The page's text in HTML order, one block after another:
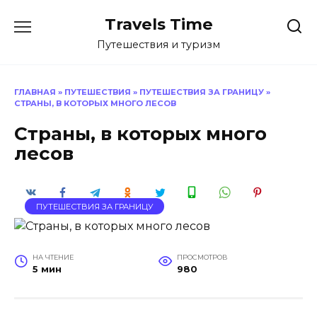
Travels Time
Путешествия и туризм
ГЛАВНАЯ » ПУТЕШЕСТВИЯ » ПУТЕШЕСТВИЯ ЗА ГРАНИЦУ »
СТРАНЫ, В КОТОРЫХ МНОГО ЛЕСОВ
Страны, в которых много
лесов
ПУТЕШЕСТВИЯ ЗА ГРАНИЦУ
НА ЧТЕНИЕ
5 мин
ПРОСМОТРОВ
980